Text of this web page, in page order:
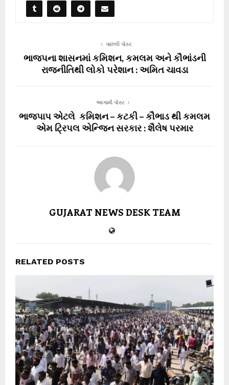
પાછલી પોસ્ટ
ભાજપના શાસનમાં કમિશન, કમલમ અને કૌભાંડની
રાજનીતિથી લોકો પરેશાન : અમિત ચાવડા
આગામી પોસ્ટ
ભાજપાપ એટલે કમિશન – કટકી – કૌભાડ થી કમલમ
એમ ટ્રિપલ એન્જિન સરકાર : શૈલેષ પરમાર
GUJARAT NEWS DESK TEAM
RELATED POSTS